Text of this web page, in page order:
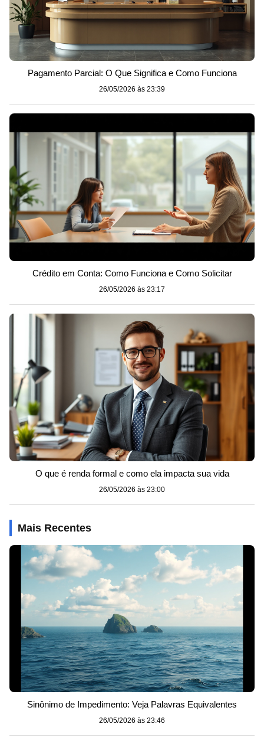
Pagamento Parcial: O Que Significa e Como Funciona
26/05/2026 às 23:39
Crédito em Conta: Como Funciona e Como Solicitar
26/05/2026 às 23:17
O que é renda formal e como ela impacta sua vida
26/05/2026 às 23:00
Mais Recentes
Sinônimo de Impedimento: Veja Palavras Equivalentes
26/05/2026 às 23:46